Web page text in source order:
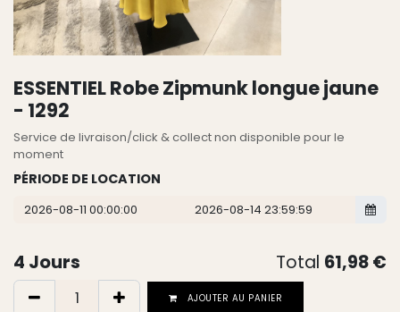
ESSENTIEL Robe Zipmunk longue jaune
- 1292
Service de livraison/click & collect non disponible pour le
moment
PÉRIODE DE LOCATION
4 Jours Total 61,98€
AJOUTER AU PANIER